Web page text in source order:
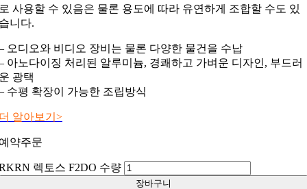
사용할 수 있음은 물론 용도에 따라 유연하게 조합할 수도 있
니다.
오디오와 비디오 장비는 물론 다양한 물건을 수납
아노다이징 처리된 알루미늄, 경쾌하고 가벼운 디자인, 부드러
광택
수평 확장이 가능한 조립방식
알아보기>
약주문
렉토스 F2DO 수량
장바구니